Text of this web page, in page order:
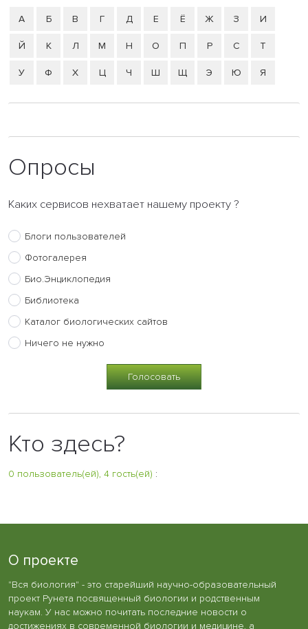
А Б В Г Д Е Ё Ж З И
Й К Л М Н О П Р С Т
У Ф Х Ц Ч Ш Щ Э Ю Я
Опросы
Каких сервисов нехватает нашему проекту ?
Блоги пользователей
Фотогалерея
Био.Энциклопедия
Библиотека
Каталог биологических сайтов
Ничего не нужно
Кто здесь?
0 пользователь(ей), 4 гость(ей) :
О проекте
"Вся биология" - это старейший научно-образовательный
проект Рунета посвященный биологии и родственным
наукам. У нас можно почитать последние новости о
достижениях в современной биологии и медицине, а